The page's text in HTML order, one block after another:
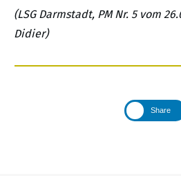
(LSG Darmstadt, PM Nr. 5 vom
Didier)
Share